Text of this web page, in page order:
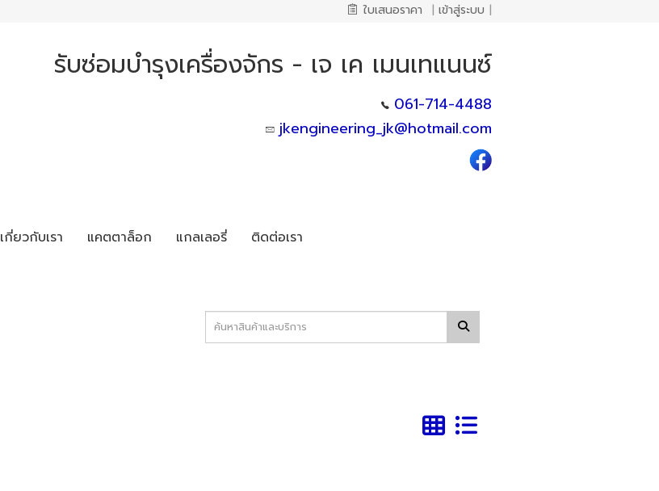
ใบเสนอราคา | เข้าสู่ระบบ |
รับซ่อมบำรุงเครื่องจักร - เจ เค เมนเทแนนซ์
061-714-4488
jkengineering_jk@hotmail.com
เกี่ยวกับเรา แคตตาล็อก แกลเลอรี่ ติดต่อเรา